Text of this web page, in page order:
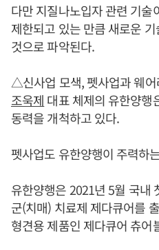
다만 지질나노입자 관련 기술
제한되고 있는 만큼 새로운
것으로 파악된다.
△신사업 모색, 펫사업과 웨
조욱제 대표 체제의 유한양행
동력을 개척하고 있다.
펫사업도 유한양행이 주력하
유한양행은 2021년 5월 국내
군(치매) 치료제 제다큐어를
형견용 제품인 제다큐어 츄어